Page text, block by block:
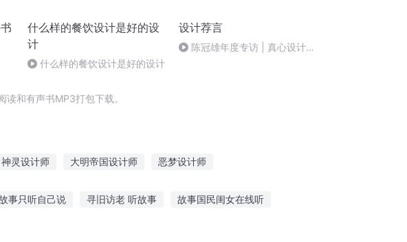
什么样的餐饮设计是好的设
计
什么样的餐饮设计是好的设计
设计荐言
陈冠雄年度专访 | 真心设计、
和有声书MP3打包下载。
神灵设计师 大明帝国设计师 恶梦设计师
事只听自己说 寻旧访老 听故事 故事国民闺女在线听